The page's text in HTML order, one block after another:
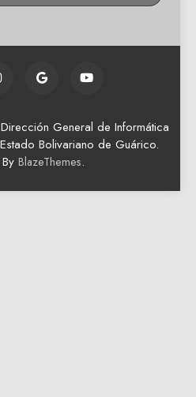
General de Informática
Bolivariano de Guárico.
BlazeThemes.